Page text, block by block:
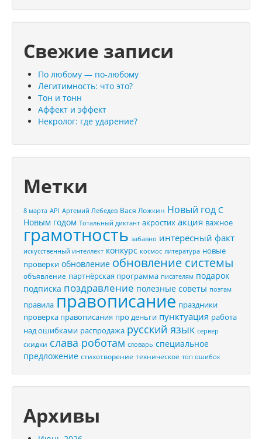
Свежие записи
По любому — по-любому
Легитимность: что это?
Тон и тонн
Аффект и эффект
Некролог: где ударение?
Метки
8 марта API Артемий Лебедев Вася Ложкин Новый год С
Новым годом Тотальный диктант акростих акция важное
грамотность забавно интересный факт
искусственный интеллект конкурс космос литература новые
проверки обновление обновление системы
объявление партнёрская программа писателям подарок
подписка поздравление полезные советы поэтам
правила правописание праздники
проверка правописания про деньги пунктуация работа
над ошибками распродажа русский язык сервер
скидки слава роботам словарь специальное
предложение стихотворение техническое топ ошибок
Архивы